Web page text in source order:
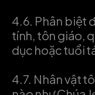
4.6. Phân biệt
tính, tôn giáo,
dục hoặc tuổi
4.7. Nhân vật